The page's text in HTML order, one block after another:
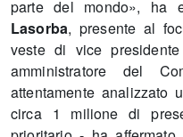
parte del mondo», ha
Lasorba, presente al
veste di vice
amministratore del
attentamente analizzato
circa 1 milione di